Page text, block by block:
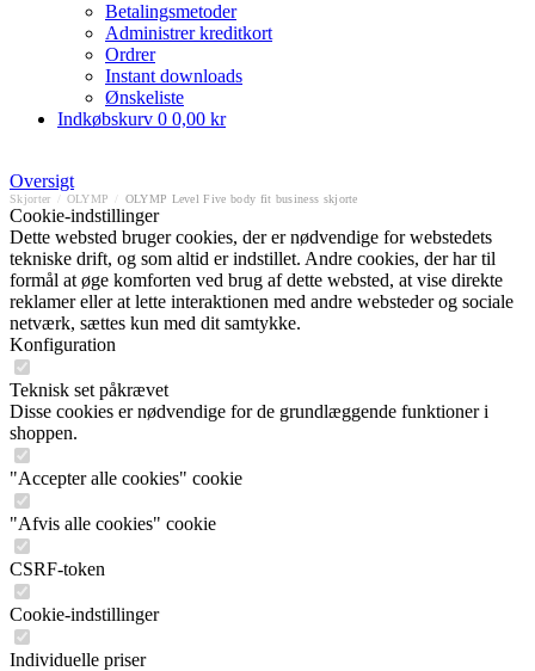
Betalingsmetoder
Administrer kreditkort
Ordrer
Instant downloads
Ønskeliste
Indkøbskurv 0 0,00 kr
Oversigt
Skjorter OLYMP OLYMP Level Five body fit business skjorte
Cookie-indstillinger
Dette websted bruger cookies, der er nødvendige for webstedets
tekniske drift, og som altid er indstillet. Andre cookies, der har til
formål at øge komforten ved brug af dette websted, at vise direkte
reklamer eller at lette interaktionen med andre websteder og sociale
netværk, sættes kun med dit samtykke.
Konfiguration
Teknisk set påkrævet
Disse cookies er nødvendige for de grundlæggende funktioner i
shoppen.
"Accepter alle cookies" cookie
"Afvis alle cookies" cookie
CSRF-token
Cookie-indstillinger
Individuelle priser